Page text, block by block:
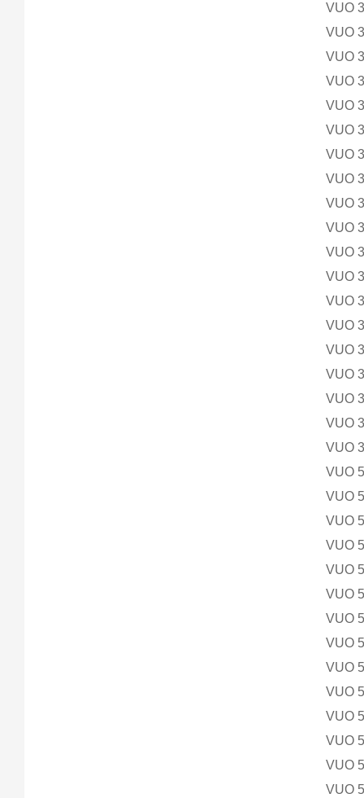
VUO
VUO
VUO
VUO
VUO
VUO
VUO
VUO
VUO
VUO
VUO
VUO
VUO
VUO
VUO
VUO
VUO
VUO
VUO
VUO
VUO
VUO
VUO
VUO
VUO
VUO
VUO
VUO
VUO
VUO
VUO
VUO
VUO